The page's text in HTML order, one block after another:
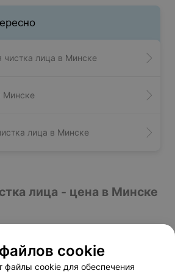
чистка лица в Минске
Минске
лица в Минске
лица - цена в Минске
электромезотерапия
кислота)
cookie
файлы cookie для обеспечения